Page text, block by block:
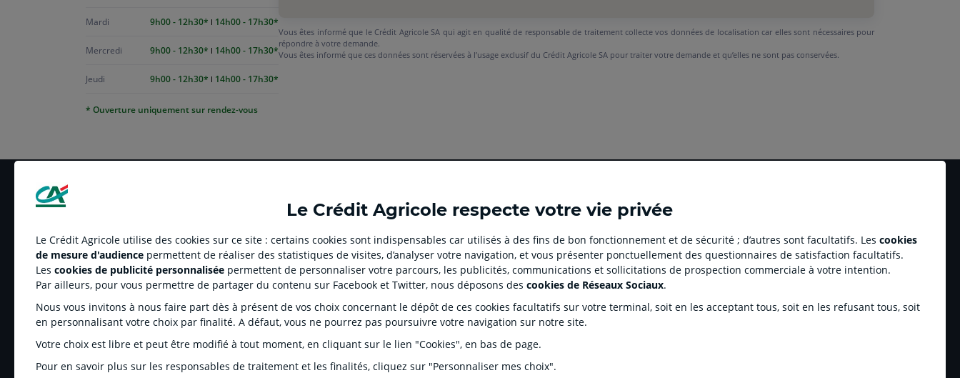
Le Crédit Agricole respecte votre vie privée
Le Crédit Agricole utilise des cookies sur ce site : certains cookies sont indispensables car utilisés à des fins de bon fonctionnement et de sécurité ; d’autres sont facultatifs. Les cookies
de mesure d'audience permettent de réaliser des statistiques de visites, d’analyser votre navigation, et vous présenter ponctuellement des questionnaires de satisfaction facultatifs.
Les cookies de publicité personnalisée permettent de personnaliser votre parcours, les publicités, communications et sollicitations de prospection commerciale à votre intention.
Par ailleurs, pour vous permettre de partager du contenu sur Facebook et Twitter, nous déposons des cookies de Réseaux Sociaux.
Nous vous invitons à nous faire part dès à présent de vos choix concernant le dépôt de ces cookies facultatifs sur votre terminal, soit en les acceptant tous, soit en les refusant tous, soit
en personnalisant votre choix par finalité. A défaut, vous ne pourrez pas poursuivre votre navigation sur notre site.
Votre choix est libre et peut être modifié à tout moment, en cliquant sur le lien "Cookies", en bas de page.
Pour en savoir plus sur les responsables de traitement et les finalités, cliquez sur "Personnaliser mes choix".
Mardi 9h00 - 12h30 14h00 - 17h30
Mercredi 9h00 - 12h30 14h00 - 17h30
Jeudi 9h00 - 12h30 14h00 - 17h30
* Ouverture uniquement sur rendez-vous
Vous êtes informé que le Crédit Agricole SA qui agit en qualité de responsable de traitement collecte vos données de localisation car elles sont nécessaires pour
répondre à votre demande.
Vous êtes informé que ces données sont réservées à l’usage exclusif du Crédit Agricole SA pour traiter votre demande et qu’elles ne sont pas conservées.
Ouvert
dans
un
nouvel
onglet
:
aller
sur
la
page
facebook
dans
un
nouvel
onglet
:
Aller
sur
la
page
instagram
Ouvert
dans
un
nouvel
onglet
:
aller
sur
la
page
youtube
Ouvert
dans
un
nouvel
onglet
:
aller
sur
page
twitter
Ouvert
dans
un
nouvel
onglet
:
Aller
sur
LE CREDIT AGRICOLE
Banque coopérative
Charte éthique
Groupe Crédit Agricole
Recrutement
RELATION BANQUE CLIENT
Réclamation et médiation
Informations réglementaires
Fonds de Garantie des Dépôts et de Résolution (FGDR)
Rétractation-Résiliation
SITES SPECIALISES
Prêt immobilier en ligne
Agences immobilières Square
Habitat
Service de télésurveillance
Réseau professionnel Youzful
Partenariats sportifs
Accessibilité numérique du site